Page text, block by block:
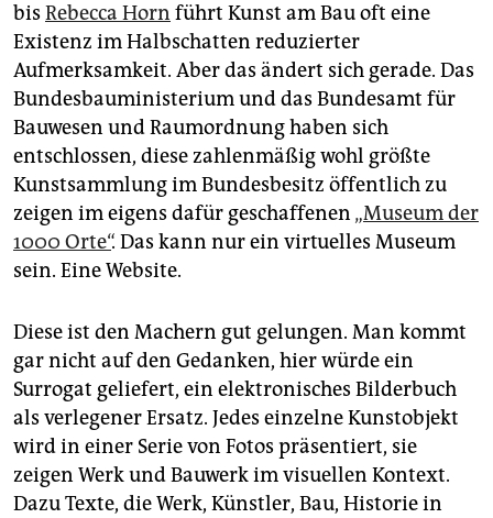
bis Rebecca Horn führt Kunst am Bau oft eine
Existenz im Halbschatten reduzierter
Aufmerksamkeit. Aber das ändert sich gerade. Das
Bundesbauministerium und das Bundesamt für
Bauwesen und Raumordnung haben sich
entschlossen, diese zahlenmäßig wohl größte
Kunstsammlung im Bundesbesitz öffentlich zu
zeigen im eigens dafür geschaffenen „Museum der
1000 Orte“. Das kann nur ein virtuelles Museum
sein. Eine Website.
Diese ist den Machern gut gelungen. Man kommt
gar nicht auf den Gedanken, hier würde ein
Surrogat geliefert, ein elektronisches Bilderbuch
als verlegener Ersatz. Jedes einzelne Kunstobjekt
wird in einer Serie von Fotos präsentiert, sie
zeigen Werk und Bauwerk im visuellen Kontext.
Dazu Texte, die Werk, Künstler, Bau, Historie in